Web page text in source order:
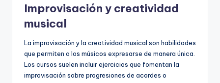
Improvisación y creatividad
musical
La improvisación y la creatividad musical son habilidades
que permiten a los músicos expresarse de manera única.
Los cursos suelen incluir ejercicios que fomentan la
improvisación sobre progresiones de acordes o